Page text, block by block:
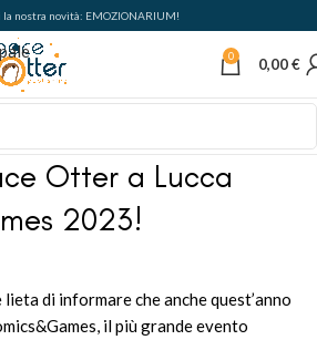
la nostra novità: EMOZIONARIUM!
0 0,00€
Otter a Lucca
2023!
di informare che anche quest’anno
il più grande evento